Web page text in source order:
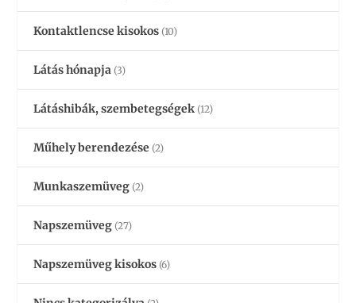
Kontaktlencse kisokos (10)
Látás hónapja (3)
Látáshibák, szembetegségek (12)
Műhely berendezése (2)
Munkaszemüveg (2)
Napszemüveg (27)
Napszemüveg kisokos (6)